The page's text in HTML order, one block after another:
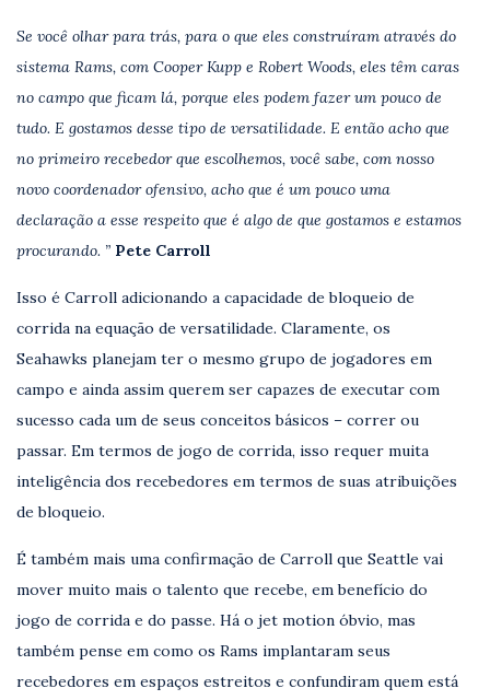
Se você olhar para trás, para o que eles construíram através do
sistema Rams, com Cooper Kupp e Robert Woods, eles têm caras
no campo que ficam lá, porque eles podem fazer um pouco de
tudo. E gostamos desse tipo de versatilidade. E então acho que
no primeiro recebedor que escolhemos, você sabe, com nosso
novo coordenador ofensivo, acho que é um pouco uma
declaração a esse respeito que é algo de que gostamos e estamos
procurando. ” Pete Carroll
Isso é Carroll adicionando a capacidade de bloqueio de
corrida na equação de versatilidade. Claramente, os
Seahawks planejam ter o mesmo grupo de jogadores em
campo e ainda assim querem ser capazes de executar com
sucesso cada um de seus conceitos básicos – correr ou
passar. Em termos de jogo de corrida, isso requer muita
inteligência dos recebedores em termos de suas atribuições
de bloqueio.
É também mais uma confirmação de Carroll que Seattle vai
mover muito mais o talento que recebe, em benefício do
jogo de corrida e do passe. Há o jet motion óbvio, mas
também pense em como os Rams implantaram seus
recebedores em espaços estreitos e confundiram quem está